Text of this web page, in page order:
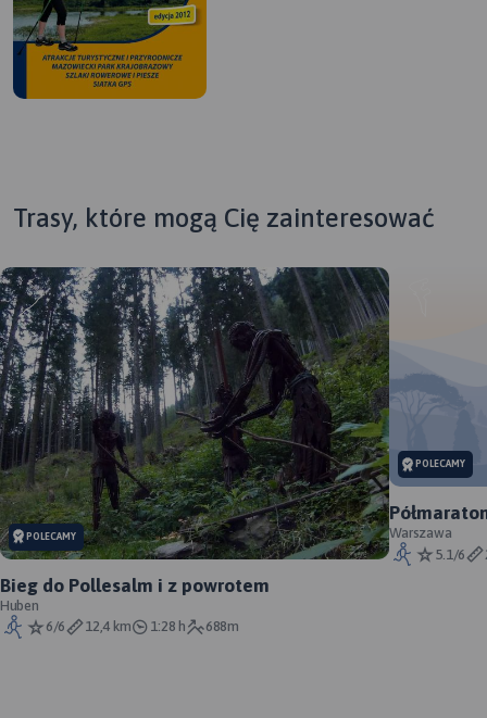
Trasy, które mogą Cię zainteresować
POLECAMY
Bieg do Pollesalm i z powrotem
Huben
6/6
12,4 km 1:28 h 688m
POLECAMY
Warszawa
5.1/6